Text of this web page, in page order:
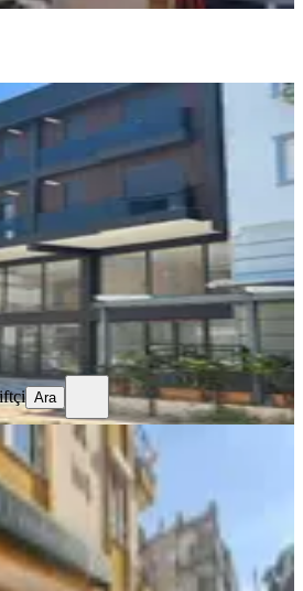
Mah. Asma Katlı Kiralık
Mahallesi
70 m²· Düz Giriş (Zemin)·18.06.2026
Ara
Cadde Üzeri Okullar
169m2 Kiralık Dükkan.
Mahallesi
169 m²·Düz Giriş (Zemin)·13.07.2026